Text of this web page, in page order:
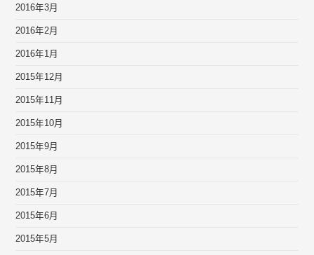
2016年3月
2016年2月
2016年1月
2015年12月
2015年11月
2015年10月
2015年9月
2015年8月
2015年7月
2015年6月
2015年5月